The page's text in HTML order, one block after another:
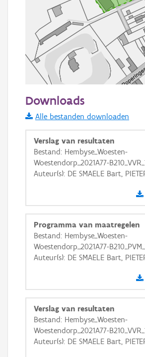
Informatie Vlaanderen
i
+ −
Basis Lagen
OSM-Basiskaart
GRB-Basiskaart
GRB-Basiskaart in grijswaarden
Downloads
Alle bestanden downloaden
Verslag van resultaten
Bestand: Hembyse_Woesten-
Woestendorp_2021A77-
Auteur(s): DE SMAELE Bart,
Programma van maatregelen
Bestand: Hembyse_Woesten-
Woestendorp_2021A77-
Auteur(s): DE SMAELE Bart,
Verslag van resultaten
Bestand: Hembyse_Woesten-
Woestendorp_2021A77-
Auteur(s): DE SMAELE Bart,